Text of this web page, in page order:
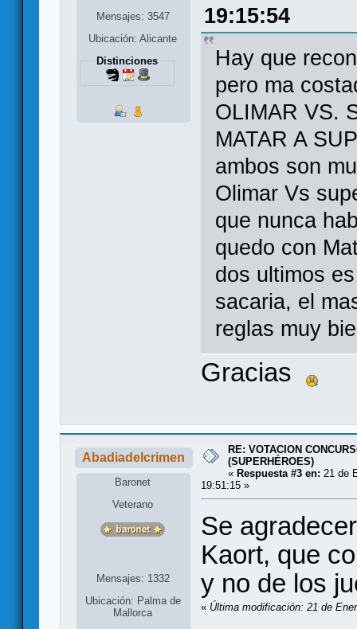
Mensajes: 3547
Ubicación: Alicante
Distinciones
19:15:54
Hay que
pero ma
OLIMAR VS.
MATAR A
ambos son
Olimar Vs
que nunca
quedo con
dos ultimos
sacaria, el
reglas muy
Gracias
Abadiadelcrimen
Baronet
Veterano
Mensajes: 1332
Ubicación: Palma de
Mallorca
RE: VOTACION
(SUPERHÉROES)
« Respuesta #3 en: 21 de
19:51:15 »
Se
Kaort, que
y no de los
« Última modificación: 21 de